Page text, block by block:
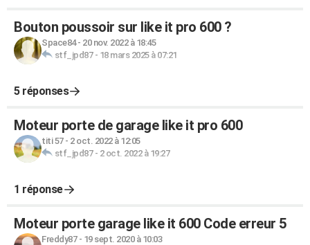
Bouton poussoir sur like it pro 600 ?
Space84- 20 nov. 2022 à 18:45
stf_jpd87- 18 mars 2025 à 07:21
5 réponses
Moteur porte de garage like it pro 600
titi 57- 2 oct. 2022 à 12:05
stf_jpd87- 2 oct. 2022 à 19:27
1 réponse
Moteur porte garage like it 600 Code erreur 5
Freddy87- 19 sept. 2020 à 10:03